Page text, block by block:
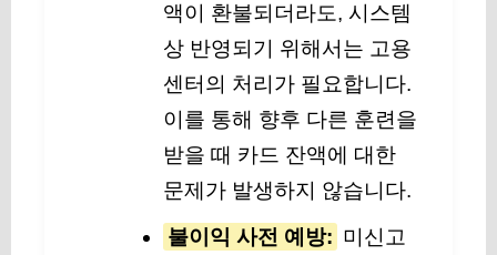
액이 환불되더라도, 시스템
상 반영되기 위해서는 고용
센터의 처리가 필요합니다.
이를 통해 향후 다른 훈련을
받을 때 카드 잔액에 대한
문제가 발생하지 않습니다.
불이익 사전 예방: 미신고